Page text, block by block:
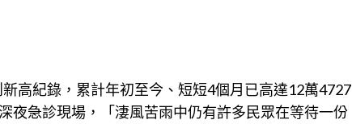
高紀錄，累計年初至今、短短4個月已高達12萬4727
夜急診現場，「淒風苦雨中仍有許多民眾在等待一份